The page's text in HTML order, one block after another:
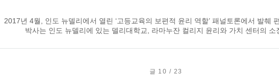
2017년 4월, 인도 뉴델리에서 열린 ‘고등교육의 보편적 윤리 역할’ 패널토론에서 발췌
박사는 인도 뉴델리에 있는 델리대학교, 라마누잔 컬리지 윤리와 가치 센터의 소
글 10 / 23